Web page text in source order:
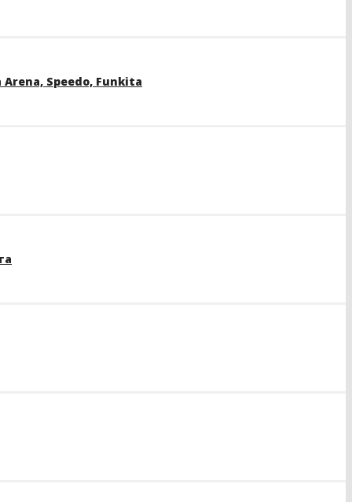
Speedo, Funkita